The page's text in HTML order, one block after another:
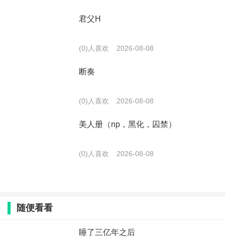
君父H
(0)人喜欢 2026-08-08
断奏
(0)人喜欢 2026-08-08
美人册（np，黑化，囚禁）
(0)人喜欢 2026-08-08
随便看看
睡了三亿年之后